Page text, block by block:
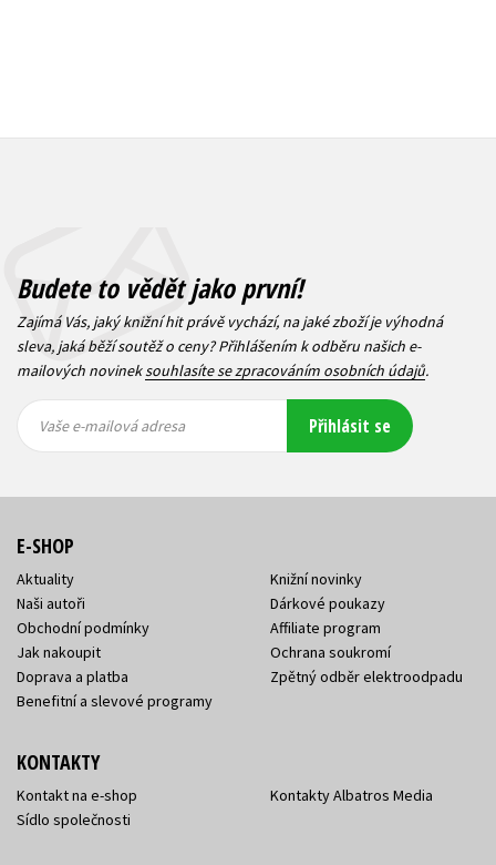
Budete to vědět jako první!
Zajímá Vás, jaký knižní hit právě vychází, na jaké zboží je výhodná
sleva, jaká běží soutěž o ceny? Přihlášením k odběru našich e-
mailových novineksouhlasíte se zpracováním osobních údajů.
mailová
mailová
Vaše e-mailová adresa Přihlásit se
E-SHOP
Aktuality
Naši autoři
Obchodní podmínky
Jak nakoupit
Doprava a platba
Benefitní a slevové programy
Knižní novinky
Dárkové poukazy
Affiliate program
Ochrana soukromí
Zpětný odběr elektroodpadu
KONTAKTY
Kontakt na e-shop
Sídlo společnosti
Kontakty Albatros Media